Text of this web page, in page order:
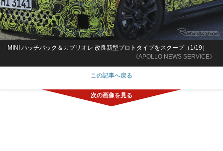
《APOLLO NEWS SERVICE》
MINI ハッチバック＆カブリオレ 改良新型プロトタイプをスクープ（1/19）
この記事へ戻る